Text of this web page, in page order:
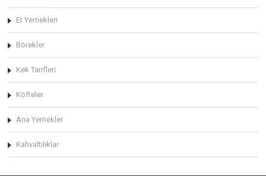
Et Yemekleri
Börekler
Kek Tarifleri
Köfteler
Ana Yemekler
Kahvaltılıklar